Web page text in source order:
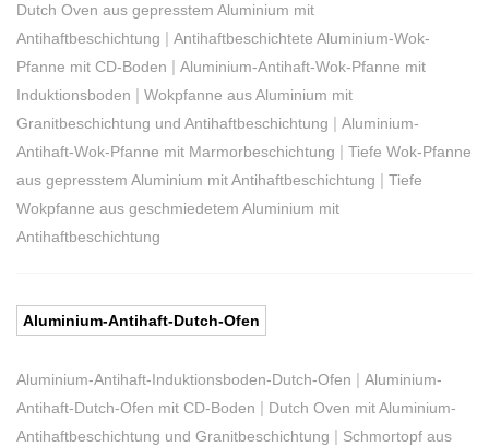
Dutch Oven aus gepresstem Aluminium mit
Antihaftbeschichtung | Antihaftbeschichtete Aluminium-Wok-
Pfanne mit CD-Boden | Aluminium-Antihaft-Wok-Pfanne mit
Induktionsboden | Wokpfanne aus Aluminium mit
Granitbeschichtung und Antihaftbeschichtung | Aluminium-
Antihaft-Wok-Pfanne mit Marmorbeschichtung | Tiefe Wok-Pfanne
aus gepresstem Aluminium mit Antihaftbeschichtung | Tiefe
Wokpfanne aus geschmiedetem Aluminium mit
Antihaftbeschichtung
Aluminium-Antihaft-Dutch-Ofen
Aluminium-Antihaft-Induktionsboden-Dutch-Ofen | Aluminium-
Antihaft-Dutch-Ofen mit CD-Boden | Dutch Oven mit Aluminium-
Antihaftbeschichtung und Granitbeschichtung | Schmortopf aus